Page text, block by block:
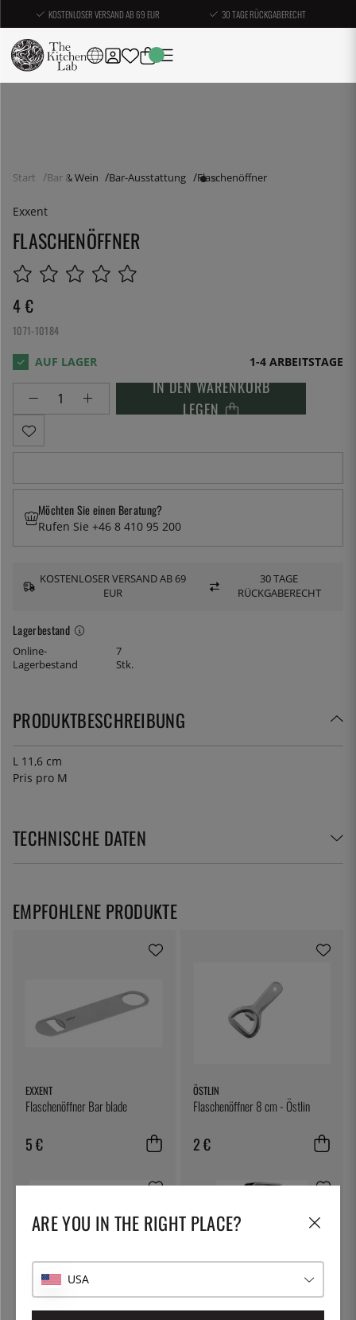
KOSTENLOSER VERSAND AB 69 EUR 30 TAGE RÜCKGABERECHT
Start Bar & Wein Bar-Ausstattung Flaschenöffner
Exxent
FLASCHENÖFFNER
4 €
1071-10184
1-4 ARBEITSTAGE
IN DEN WARENKORB
LEGEN
Lagerbestand
Online-
Lagerbestand
7
Stk.
Möchten Sie einen Beratung?
Rufen Sie +46 8 410 95 200
KOSTENLOSER VERSAND AB 69
EUR
30 TAGE
RÜCKGABERECHT
PRODUKTBESCHREIBUNG
L 11,6 cm
Pris pro M
TECHNISCHE DATEN
EXXENT
Flaschenöffner Bar blade
5 €
ÖSTLIN
Flaschenöffner 8 cm - Östlin
2 €
EMPFOHLENE PRODUKTE
ARE YOU IN THE RIGHT PLACE?
USA